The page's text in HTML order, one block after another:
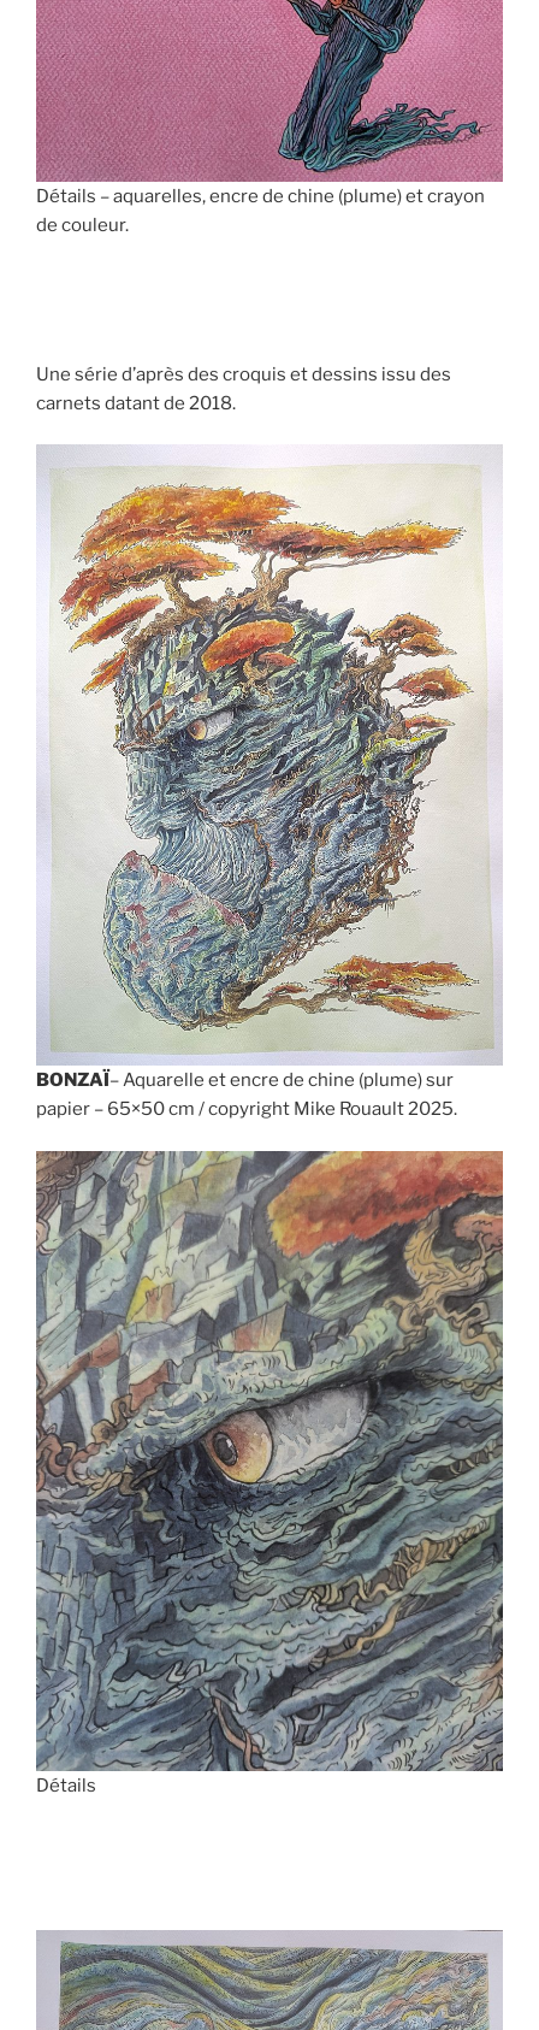
Détails – aquarelles, encre de chine (plume) et crayon
de couleur.
Une série d’après des croquis et dessins issu des
carnets datant de 2018.
BONZAÏ– Aquarelle et encre de chine (plume) sur
papier – 65×50 cm / copyright Mike Rouault 2025.
Détails